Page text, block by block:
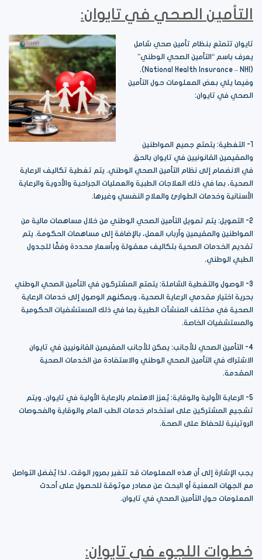
التأمين الصحي في تايوان:
تايوان تتمتع بنظام تأمين صحي شامل
يعرف باسم “التأمين الصحي الوطني”
(National Health Insurance – NHI).
وفيما يلي بعض المعلومات حول التأمين
الصحي في تايوان:
1- التغطية: يتمتع جميع المواطنين
والمقيمين القانونيين في تايوان بالحق
في الانضمام إلى نظام التأمين الصحي الوطني. يتم تغطية تكاليف الرعاية
الصحية، بما في ذلك العلاجات الطبية والعمليات الجراحية والأدوية والرعاية
الأسنانية وخدمات الطوارئ والعلاج النفسي وغيرها.
2- التمويل: يتم تمويل التأمين الصحي الوطني من خلال مساهمات مالية من
المواطنين والمقيمين وأرباب العمل، بالإضافة إلى مساهمات الحكومة. يتم
تقديم الخدمات الصحية بتكاليف معقولة وبأسعار محددة وفقًا للجدول
الطبي الوطني.
3- الوصول والتغطية الشاملة: يتمتع المشتركون في التأمين الصحي الوطني
بحرية اختيار مقدمي الرعاية الصحية، ويمكنهم الوصول إلى خدمات الرعاية
الصحية في مختلف المنشآت الطبية بما في ذلك المستشفيات الحكومية
والمستشفيات الخاصة.
4- التأمين الصحي للأجانب: يمكن للأجانب المقيمين القانونيين في تايوان
الاشتراك في التأمين الصحي الوطني والاستفادة من الخدمات الصحية
المقدمة.
5- الرعاية الأولية والوقاية: يُعزز الاهتمام بالرعاية الأولية في تايوان، ويتم
تشجيع المشتركين على استخدام خدمات الطب العام والوقاية والفحوصات
الروتينية للحفاظ على الصحة.
يجب الإشارة إلى أن هذه المعلومات قد تتغير بمرور الوقت، لذا يُفضل التواصل
مع الجهات المعنية أو البحث عن مصادر موثوقة للحصول على أحدث
المعلومات حول التأمين الصحي في تايوان.
خطوات اللجوء في تايوان: